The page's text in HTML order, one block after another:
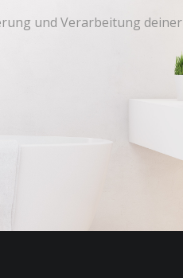
und Verarbeitung deiner